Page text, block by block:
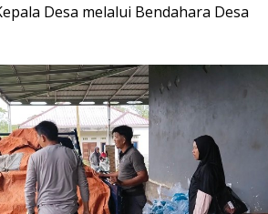
Desa melalui Bendahara Desa